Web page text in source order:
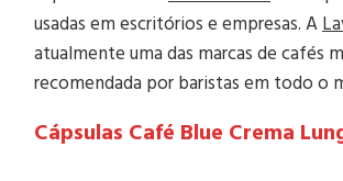
usadas em escritórios e empresas. A
atualmente uma das marcas de cafés
recomendada por baristas em todo o
Cápsulas Café Blue Crema